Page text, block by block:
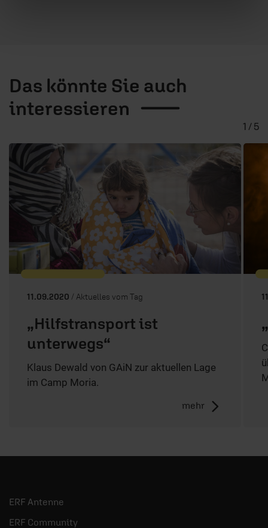
Das könnte Sie auch
interessieren
11.09.2020 / Aktuelles vom Tag
„Hilfstransport ist
unterwegs“
Klaus Dewald von GAiN zur aktuellen Lage
im Camp Moria.
mehr
1 / 5
ERF Antenne
ERF Community